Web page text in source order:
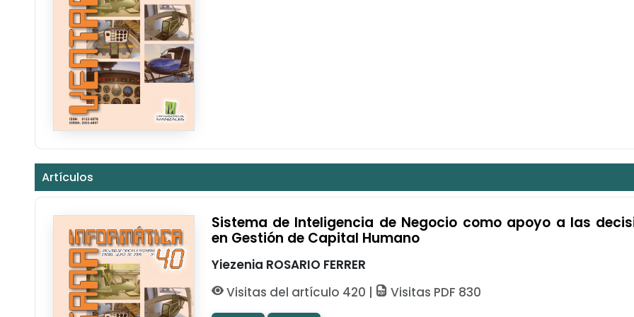
Artículos
Sistema de Inteligencia de Negocio como apoyo a las
en Gestión de Capital Humano
Yiezenia ROSARIO FERRER
Visitas del artículo 420 |
Visitas PDF 830